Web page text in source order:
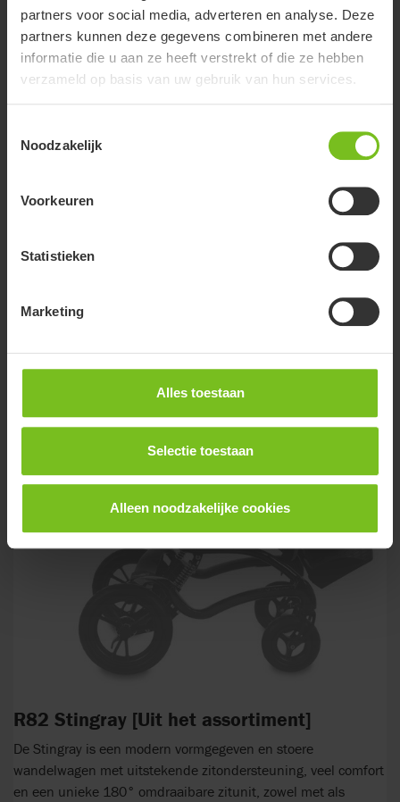
partners voor social media, adverteren en analyse. Deze
partners kunnen deze gegevens combineren met andere
informatie die u aan ze heeft verstrekt of die ze hebben
verzameld op basis van uw gebruik van hun services.
Noodzakelijk
Voorkeuren
Statistieken
Marketing
Alles toestaan
Selectie toestaan
Alleen noodzakelijke cookies
R82 Kudu
functionaliteit zorgen voor een juiste ondersteuning en
R82 Stingray [Uit het assortiment]
De Stingray is een modern vormgegeven en stoere
wandelwagen met uitstekende zitondersteuning, veel comfort
en een unieke 180° omdraaibare zitunit, zowel met als